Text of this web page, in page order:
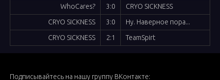
WhoCares?
3:0
СRYO SICKNESS
СRYO SICKNESS
3:0
Ну. Наверное пора...
СRYO SICKNESS
2:1 TeamSpirt
Подписывайтесь на нашу группу ВКонтакте: